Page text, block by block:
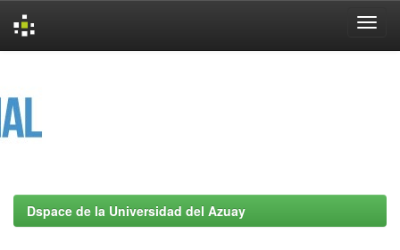
Dspace de la Universidad del Azuay